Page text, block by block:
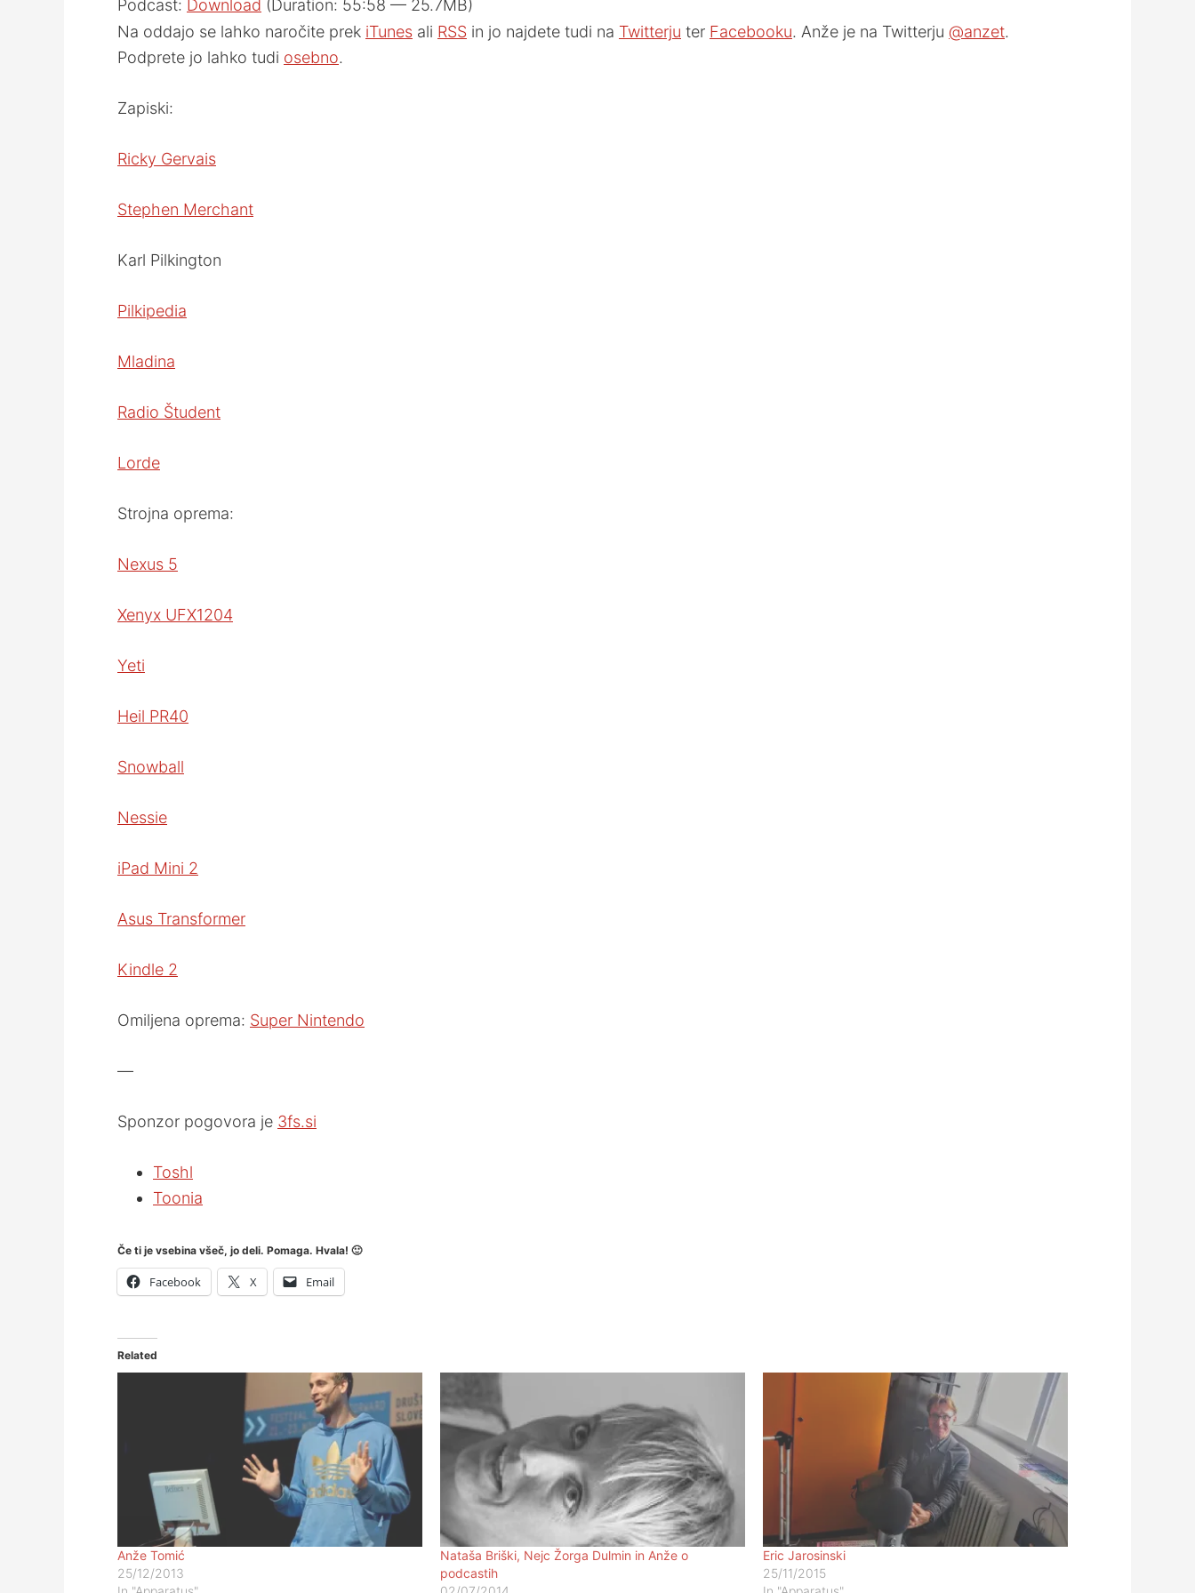
Podcast: Download (Duration: 55:58 — 25.7MB)
Na oddajo se lahko naročite prek iTunes ali RSS in jo najdete tudi na Twitterju ter Facebooku. Anže je na Twitterju @anzet.
Podprete jo lahko tudi osebno.
Zapiski:
Ricky Gervais
Stephen Merchant
Karl Pilkington
Pilkipedia
Mladina
Radio Študent
Lorde
Strojna oprema:
Nexus 5
Xenyx UFX1204
Yeti
Heil PR40
Snowball
Nessie
iPad Mini 2
Asus Transformer
Kindle 2
Omiljena oprema: Super Nintendo
—
Sponzor pogovora je 3fs.si
Toshl
Toonia
Če ti je vsebina všeč, jo deli. Pomaga. Hvala! 🙂
Facebook X Email
Related
Anže Tomić
25/12/2013
Nataša Briški, Nejc Žorga Dulmin in Anže o
podcastih
Eric Jarosinski
25/11/2015